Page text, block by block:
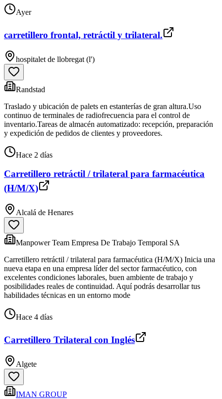
Ayer
carretillero frontal, retráctil y trilateral.
hospitalet de llobregat (l')
Randstad
Traslado y ubicación de palets en estanterías de gran altura.Uso
continuo de terminales de radiofrecuencia para el control de
inventario.Tareas de almacén automatizado: recepción, preparación
y expedición de pedidos de clientes y proveedores.
Hace 2 días
Carretillero retráctil / trilateral para farmacéutica
(H/M/X)
Alcalá de Henares
Manpower Team Empresa De Trabajo Temporal SA
Carretillero retráctil / trilateral para farmacéutica (H/M/X) Inicia una
nueva etapa en una empresa líder del sector farmacéutico, con
excelentes condiciones laborales, buen ambiente de trabajo y
posibilidades reales de continuidad. Aquí podrás desarrollar tus
habilidades técnicas en un entorno mode
Hace 4 días
Carretillero Trilateral con Inglés
Algete
IMAN GROUP